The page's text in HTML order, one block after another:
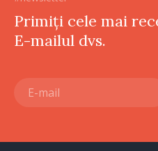
Primiți cele mai
E-mailul dvs.